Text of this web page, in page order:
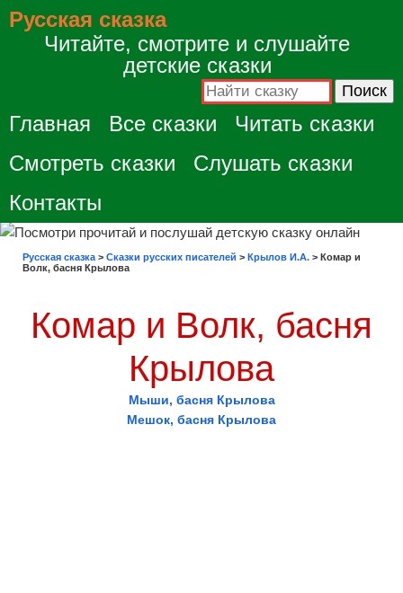
Русская сказка
Читайте, смотрите и слушайте
детские сказки
Главная Все сказки
Читать сказки
Смотреть сказки
Слушать сказки
Контакты
Русская сказка > Сказки русских писателей > Крылов И.А. > Комар и
Волк, басня Крылова
Комар и Волк, басня
Крылова
Мыши, басня Крылова
Мешок, басня Крылова